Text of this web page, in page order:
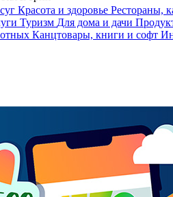
Красота и здоровье Рестораны,
Туризм Для дома и дачи
Канцтовары, книги и софт